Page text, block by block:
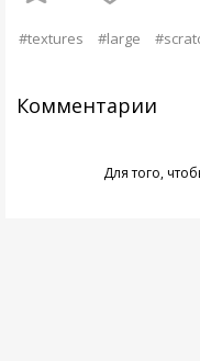
#textures #large
Комментарии
Для того,